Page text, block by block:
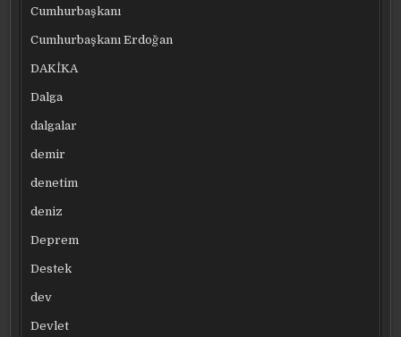
Cumhurbaşkanı
Cumhurbaşkanı Erdoğan
DAKİKA
Dalga
dalgalar
demir
denetim
deniz
Deprem
Destek
dev
Devlet